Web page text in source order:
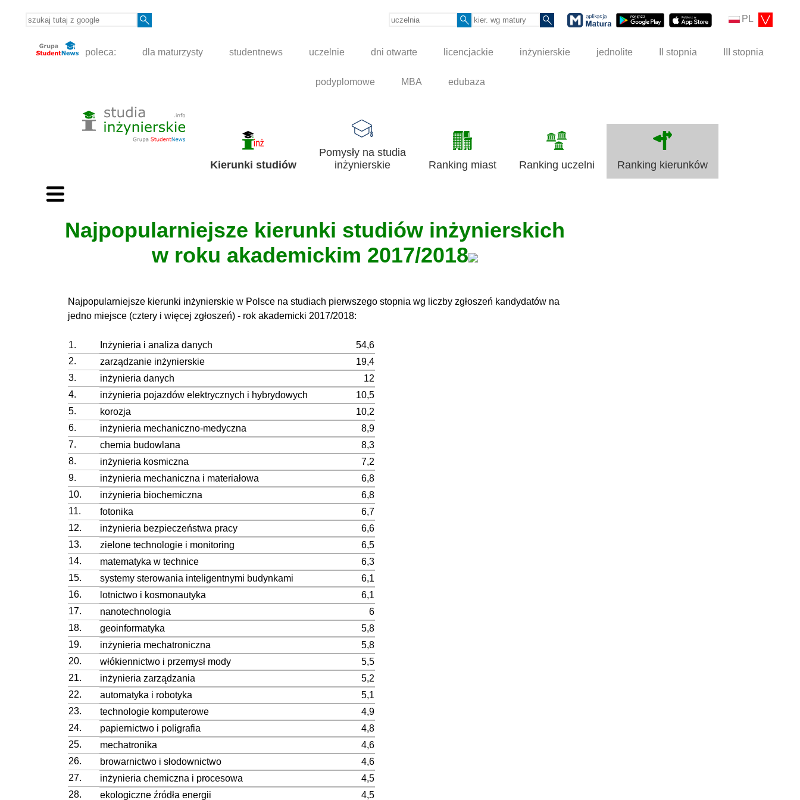
PL
poleca: dla maturzysty studentnews uczelnie dni otwarte licencjackie inżynierskie jednolite II stopnia III stopnia
podyplomowe MBA edubaza
Kierunki studiów
Pomysły na studia
inżynierskie
Ranking miast Ranking uczelni Ranking kierunków
Najpopularniejsze kierunki studiów inżynierskich
w roku akademickim 2017/2018
Najpopularniejsze kierunki inżynierskie w Polsce na studiach pierwszego stopnia wg liczby zgłoszeń kandydatów na
jedno miejsce (cztery i więcej zgłoszeń) - rok akademicki 2017/2018:
1. Inżynieria i analiza danych
54,6
2.
zarządzanie inżynierskie
19,4
3.
inżynieria danych
12
4.
inżynieria pojazdów elektrycznych i hybrydowych
10,5
5.
korozja
10,2
6.
inżynieria mechaniczno-medyczna
8,9
7.
chemia budowlana
8,3
8.
inżynieria kosmiczna
7,2
9.
inżynieria mechaniczna i materiałowa
6,8
10.
inżynieria biochemiczna
6,8
11.
fotonika
6,7
12.
inżynieria bezpieczeństwa pracy
6,6
13.
zielone technologie i monitoring
6,5
14.
matematyka w technice
6,3
15.
systemy sterowania inteligentnymi budynkami
6,1
16.
lotnictwo i kosmonautyka
6,1
17.
nanotechnologia
6
18.
geoinformatyka
5,8
19.
inżynieria mechatroniczna
5,8
20.
włókiennictwo i przemysł mody
5,5
21.
inżynieria zarządzania
5,2
22.
automatyka i robotyka
5,1
23.
technologie komputerowe
4,9
24.
papiernictwo i poligrafia
4,8
25.
mechatronika
4,6
26.
browarnictwo i słodownictwo
4,6
27.
inżynieria chemiczna i procesowa
4,5
28.
ekologiczne źródła energii 4,5